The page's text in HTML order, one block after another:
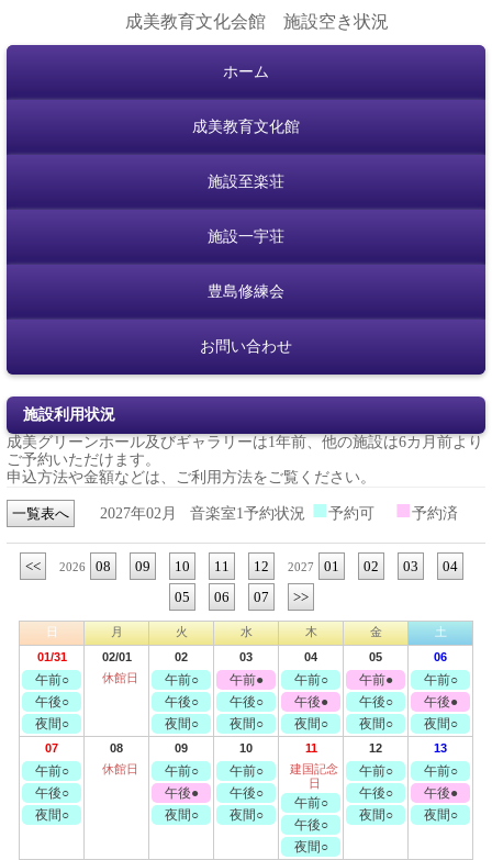
成美教育文化会館 施設空き状況
ホーム
成美教育文化館
施設至楽荘
施設一宇荘
豊島修練会
お問い合わせ
施設利用状況
成美グリーンホール及びギャラリーは1年前、他の施設は6カ月前より
ご予約いただけます。
申込方法や金額などは、
ご利用方法をご覧ください。
一覧表へ 2027年02月 音楽室1予約状況 ■予約可 ■予約済
<< 2026 08 09 10 11 12 2027 01 02 03
04
05
06 07 >>
日 月 火 水 木 金 土
01/31
午前○
午後○
夜間○
02/01
休館日
02
午前○
午後○
夜間○
03
午前●
午後○
夜間○
04
午前○
午後●
夜間○
05
午前●
午後○
夜間○
06
午前○
午後●
夜間○
07
午前○
午後○
夜間○
08
休館日
09
午前○
午後●
夜間○
10
午前○
午後○
夜間○
11
建国記念
日
午前○
午後○
夜間○
12
午前○
午後○
夜間○
13
午前○
午後●
夜間○